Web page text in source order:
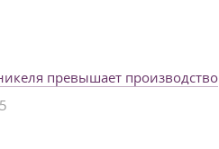
превышает производство